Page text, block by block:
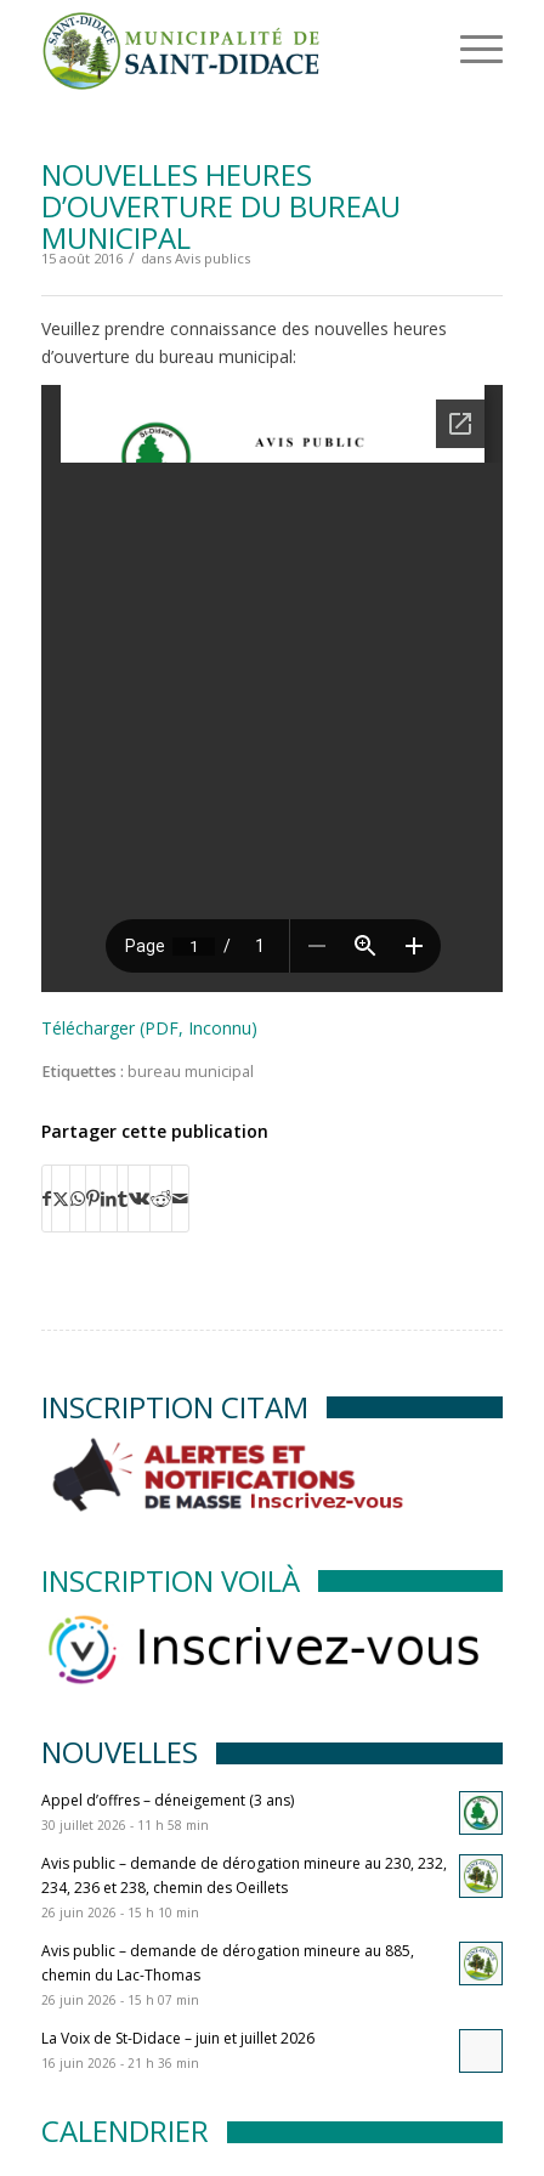
NOUVELLES HEURES
D’OUVERTURE DU BUREAU
MUNICIPAL
15 août 2016 / dans Avis publics
Veuillez prendre connaissance des nouvelles heures
d’ouverture du bureau municipal:
Télécharger (PDF, Inconnu)
Etiquettes : bureau municipal
Partager cette publication
INSCRIPTION CITAM
INSCRIPTION VOILÀ
NOUVELLES
Appel d’offres – déneigement (3 ans)
30 juillet 2026 - 11 h 58 min
Avis public – demande de dérogation mineure au 230, 232,
234, 236 et 238, chemin des Oeillets
26 juin 2026 - 15 h 10 min
Avis public – demande de dérogation mineure au 885,
chemin du Lac-Thomas
26 juin 2026 - 15 h 07 min
La Voix de St-Didace – juin et juillet 2026
16 juin 2026 - 21 h 36 min
CALENDRIER